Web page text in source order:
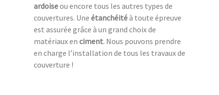
ardoiseou encore tous les autres types de
couvertures. Une étanchéitéà toute épreuve
est assurée grâce à un grand choix de
matériaux en ciment. Nous pouvons prendre
en charge l’installation de tous les travaux de
couverture !